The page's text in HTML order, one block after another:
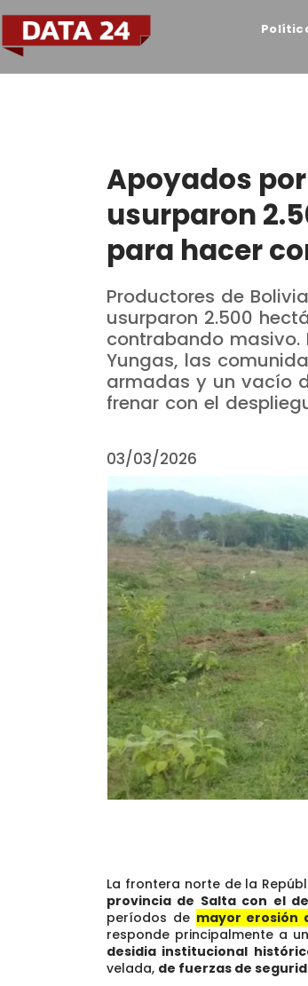
Apoyados
usurparon
para hacer
Productores de
usurparon 2.500
contrabando masivo.
Yungas, las
armadas y un vacío
frenar con el
03/03/2026
La frontera norte de la
provincia de Salta con el
períodos de mayor erosión
responde principalmente a
desidia institucional
velada, de fuerzas de